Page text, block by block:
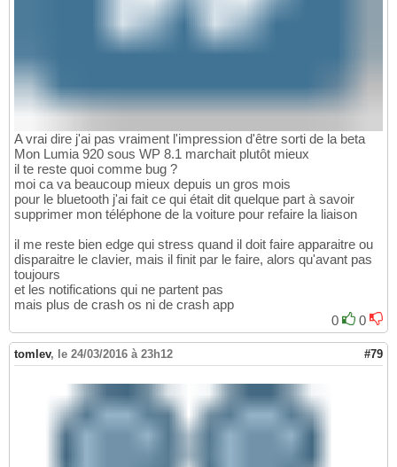
A vrai dire j'ai pas vraiment l'impression d'être sorti de la beta
Mon Lumia 920 sous WP 8.1 marchait plutôt mieux
il te reste quoi comme bug ?
moi ca va beaucoup mieux depuis un gros mois
pour le bluetooth j'ai fait ce qui était dit quelque part à savoir
supprimer mon téléphone de la voiture pour refaire la liaison
il me reste bien edge qui stress quand il doit faire apparaitre ou
disparaitre le clavier, mais il finit par le faire, alors qu'avant pas
toujours
et les notifications qui ne partent pas
mais plus de crash os ni de crash app
0
0
tomlev, le 24/03/2016 à 23h12 #79